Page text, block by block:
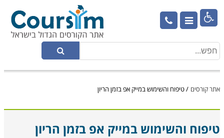

אתר קורסים /טיפוח והשימוש במייק אפ בזמן הריון
טיפוח והשימוש במייק אפ בזמן הריון